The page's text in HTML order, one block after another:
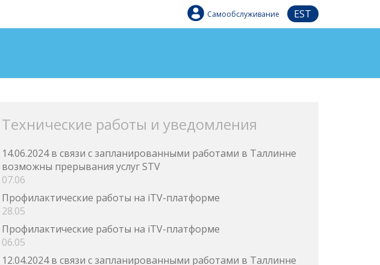
Самообслуживание EST
Технические работы и уведомления
14.06.2024 в связи с запланированными работами в Таллинне
возможны прерывания услуг STV
07.06
Профилактические работы на iTV-платформе
28.05
Профилактические работы на iTV-платформе
06.05
12.04.2024 в связи с запланированными работами в Таллинне